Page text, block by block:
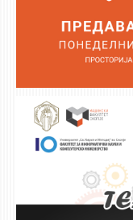
НАСТАВЕН КАДАР
ВОНРЕДНИ ПРОФ.
ДОЦЕНТИ
АСИСТЕНТИ
ЛЕКТОРИ
ЛАБОРАНТИ